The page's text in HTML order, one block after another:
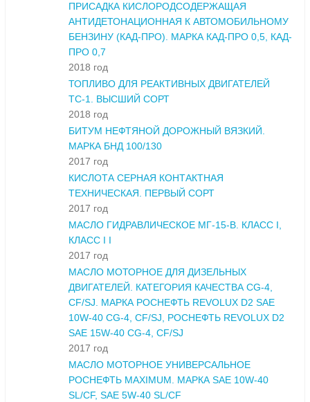
ПРИСАДКА КИСЛОРОДСОДЕРЖАЩАЯ
АНТИДЕТОНАЦИОННАЯ К АВТОМОБИЛЬНОМУ
БЕНЗИНУ (КАД-ПРО). МАРКА КАД-ПРО 0,5, КАД-
ПРО 0,7
2018 год
ТОПЛИВО ДЛЯ РЕАКТИВНЫХ ДВИГАТЕЛЕЙ
ТС-1. ВЫСШИЙ СОРТ
2018 год
БИТУМ НЕФТЯНОЙ ДОРОЖНЫЙ ВЯЗКИЙ.
МАРКА БНД 100/130
2017 год
КИСЛОТА СЕРНАЯ КОНТАКТНАЯ
ТЕХНИЧЕСКАЯ. ПЕРВЫЙ СОРТ
2017 год
МАСЛО ГИДРАВЛИЧЕСКОЕ МГ-15-В. КЛАСС I,
КЛАСС I I
2017 год
МАСЛО МОТОРНОЕ ДЛЯ ДИЗЕЛЬНЫХ
ДВИГАТЕЛЕЙ. КАТЕГОРИЯ КАЧЕСТВА CG-4,
CF/SJ. МАРКА РОСНЕФТЬ REVOLUX D2 SAE
10W-40 CG-4, CF/SJ, РОСНЕФТЬ REVOLUX D2
SAE 15W-40 CG-4, CF/SJ
2017 год
МАСЛО МОТОРНОЕ УНИВЕРСАЛЬНОЕ
РОСНЕФТЬ MAXIMUM. МАРКА SAE 10W-40
SL/CF, SAE 5W-40 SL/CF